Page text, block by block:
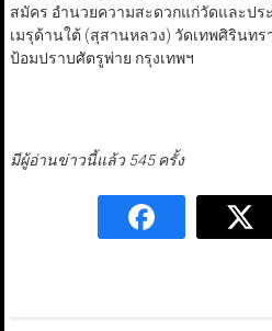
สมัคร อำนวยความสะดวกแก่วัดและป
เมรุด้านใต้ (สุสานหลวง) วัดเทพศิรินทร
ป้อมปราบศัตรูพ่าย กรุงเทพฯ
มีผู้อ่านข่าวนี้แล้ว 545 ครั้ง